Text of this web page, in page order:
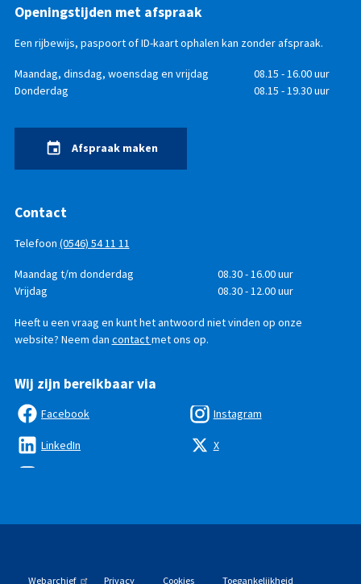
Openingstijden met afspraak
Een rijbewijs, paspoort of ID-kaart ophalen kan zonder afspraak.
Openingstijden
DagTijd
Maandag, dinsdag, woensdag en vrijdag
08.15 - 16.00 uur
Donderdag
08.15 - 19.30 uur
Afspraak maken
Contact
Telefoon (0546) 54 11 11
Telefonisch
bereikbaar
DagTijd
Maandag t/m donderdag
08.30 - 16.00 uur
Vrijdag
08.30 - 12.00 uur
Heeft u een vraag en kunt het antwoord niet vinden op onze
website? Neem dan contactmet ons op.
Wij zijn bereikbaar via
Facebook
LinkedIn
Instagram
X
Webarchief Privacy Cookies Toegankelijkheid